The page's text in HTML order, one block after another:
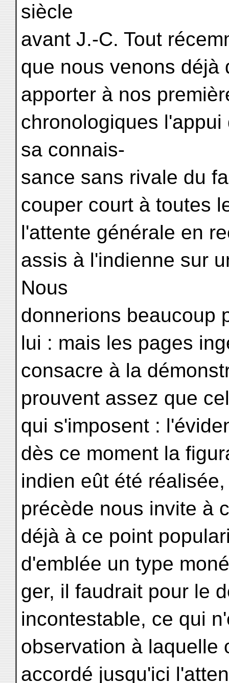
siècle
avant J.-C. Tout
que nous venons déjà
apporter à nos
chronologiques
sa connais-
sance sans rivale du
couper court à toutes
l'attente générale en
assis à l'indienne sur
Nous
donnerions beaucoup
lui : mais les pages
consacre à la
prouvent assez que
qui s'imposent :
dès ce moment la
indien eût été
précède nous invite à
déjà à ce point
d'emblée un type
ger, il faudrait pour le
incontestable, ce qui
observation à laquelle
accordé jusqu'ici